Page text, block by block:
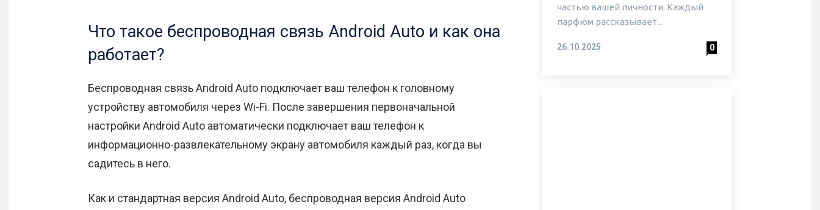
Что такое беспроводная связь Android Auto и как она
работает?
Беспроводная связь Android Auto подключает ваш телефон к головному
устройству автомобиля через Wi-Fi. После завершения первоначальной
настройки Android Auto автоматически подключает ваш телефон к
информационно-развлекательному экрану автомобиля каждый раз, когда вы
садитесь в него.
Как и стандартная версия Android Auto, беспроводная версия Android Auto
частью вашей личности. Каждый
парфюм рассказывает...
26.10.2025 0